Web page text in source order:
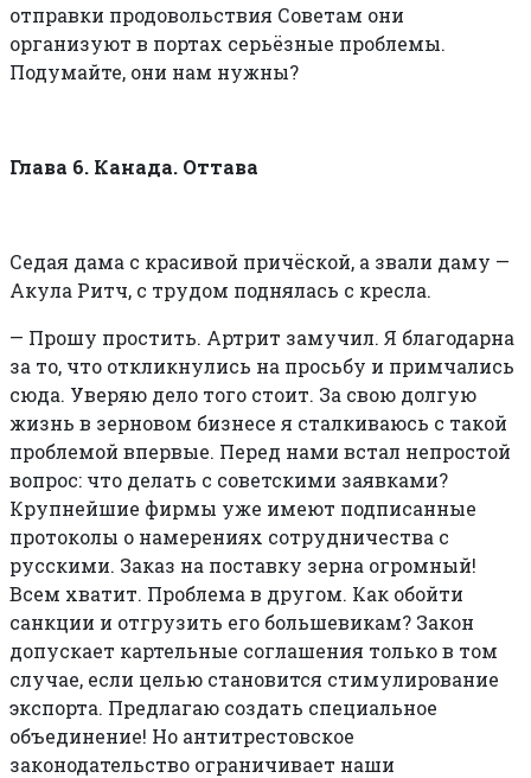
отправки продовольствия Советам они
организуют в портах серьёзные проблемы.
Подумайте, они нам нужны?
Глава 6. Канада. Оттава
Седая дама с красивой причёской, а звали даму —
Акула Ритч, с трудом поднялась с кресла.
— Прошу простить. Артрит замучил. Я благодарна
за то, что откликнулись на просьбу и примчались
сюда. Уверяю дело того стоит. За свою долгую
жизнь в зерновом бизнесе я сталкиваюсь с такой
проблемой впервые. Перед нами встал непростой
вопрос: что делать с советскими заявками?
Крупнейшие фирмы уже имеют подписанные
протоколы о намерениях сотрудничества с
русскими. Заказ на поставку зерна огромный!
Всем хватит. Проблема в другом. Как обойти
санкции и отгрузить его большевикам? Закон
допускает картельные соглашения только в том
случае, если целью становится стимулирование
экспорта. Предлагаю создать специальное
объединение! Но антитрестовское
законодательство ограничивает наши